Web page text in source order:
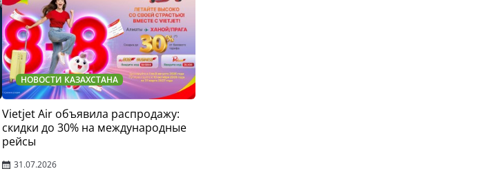
НОВОСТИ КАЗАХСТАНА
Vietjet Air объявила распродажу:
скидки до 30% на международные
рейсы
31.07.2026